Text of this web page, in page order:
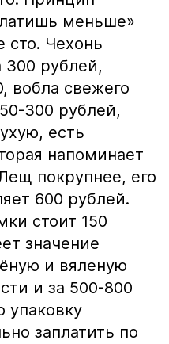
меньше»
сто. Чехонь
300 рублей,
вобла свежего
300 рублей,
есть
напоминает
покрупнее, его
600 рублей.
стоит 150
значение
и вяленую
и за 500-800
упаковку
заплатить по